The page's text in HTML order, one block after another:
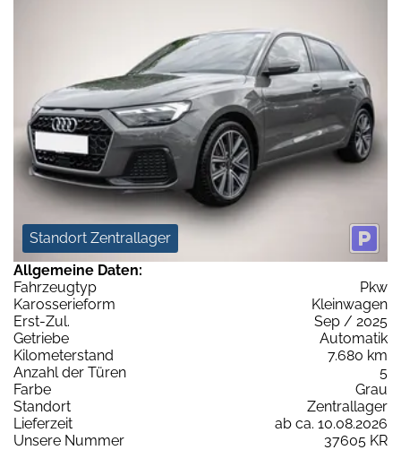
Standort Zentrallager
Allgemeine Daten:
Fahrzeugtyp
Pkw
Karosserieform
Kleinwagen
Erst-Zul.
Sep / 2025
Getriebe
Automatik
Kilometerstand
7.680 km
Anzahl der Türen
5
Farbe
Grau
Standort
Zentrallager
Lieferzeit
ab ca. 10.08.2026
Unsere Nummer
37605 KR